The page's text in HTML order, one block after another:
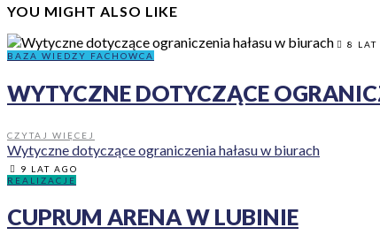
YOU MIGHT ALSO LIKE
8 LAT
BAZA WIEDZY FACHOWCA
WYTYCZNE DOTYCZĄCE
CZYTAJ WIĘCEJ
Wytyczne dotyczące ograniczenia hałasu w biurach
9 LAT AGO
REALIZACJE
CUPRUM ARENA W LUBINIE